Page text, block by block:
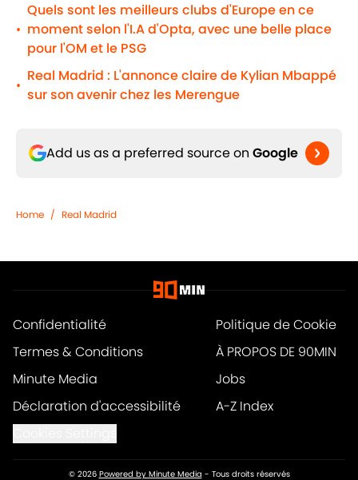
•
Quels sont les meilleurs clubs d'Europe en ce
moment selon l'I.A d'Opta, avec une belle place
pour l'OM et le PSG
•
Real Madrid : L'annonce claire de Kylian Mbappé
sur son avenir chez les Merengue
Add us as a preferred source on Google
Home / Real Madrid
Confidentialité
Politique de Cookie
Termes & Conditions
À PROPOS DE 90MIN
Minute Media
Jobs
Déclaration d'accessibilité
A-Z Index
© 2026 Powered by Minute Media - Tous droits réservés